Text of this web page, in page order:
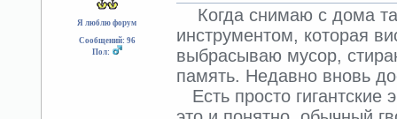
Я люблю форум
Сообщений: 96
Пол:
Когда снимаю с дома
инструментом, которая
выбрасываю мусор,
память. Недавно вновь
Есть просто гигантские